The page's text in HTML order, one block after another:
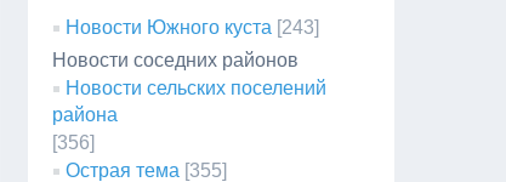
Новости Южного куста [243]
Новости соседних районов
Новости сельских поселений
района
[356]
Острая тема [355]